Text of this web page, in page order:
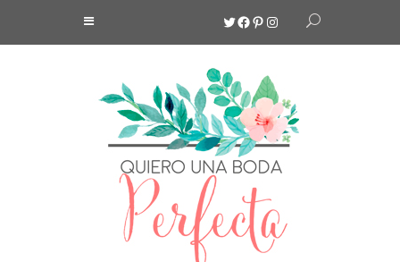
Twitter
Facebook
Pinterest
Instagram